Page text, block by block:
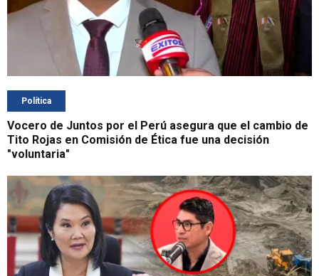
Política
Vocero de Juntos por el Perú asegura que el cambio de
Tito Rojas en Comisión de Ética fue una decisión
"voluntaria"